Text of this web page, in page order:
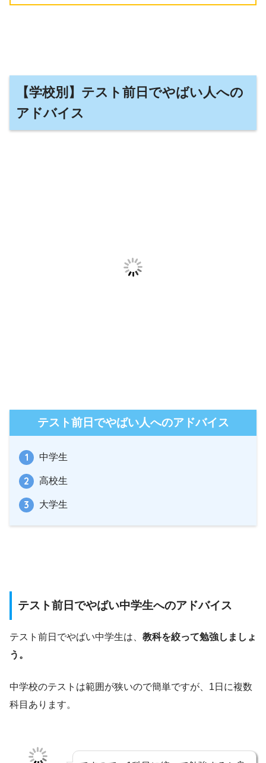
【学校別】テスト前日でやばい人への
アドバイス
テスト前日でやばい人へのアドバイス
中学生
高校生
大学生
テスト前日でやばい中学生へのアドバイス
テスト前日でやばい中学生は、 教科を絞って勉強しましょ
う。
中学校のテストは範囲が狭いので簡単ですが、1日に複数
科目あります。